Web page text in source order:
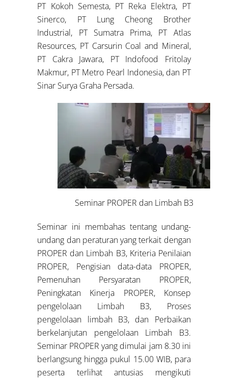
PT Kokoh Semesta, PT Reka Elektra, PT
Sinerco, PT Lung Cheong Brother
Industrial, PT Sumatra Prima, PT Atlas
Resources, PT Carsurin Coal and Mineral,
PT Cakra Jawara, PT Indofood Fritolay
Makmur, PT Metro Pearl Indonesia, dan PT
Sinar Surya Graha Persada.
Seminar PROPER dan Limbah B3
Seminar ini membahas tentang undang-
undang dan peraturan yang terkait dengan
PROPER dan Limbah B3, Kriteria Penilaian
PROPER, Pengisian data-data PROPER,
Pemenuhan Persyaratan PROPER,
Peningkatan Kinerja PROPER, Konsep
pengelolaan Limbah B3, Proses
pengelolaan limbah B3, dan Perbaikan
berkelanjutan pengelolaan Limbah B3.
Seminar PROPER yang dimulai jam 8.30 ini
berlangsung hingga pukul 15.00 WIB, para
peserta terlihat antusias mengikuti